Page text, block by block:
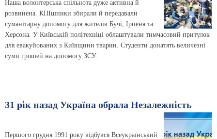
Наша волонтерська спільнота дуже активна й
розвинена. КПІшники збирали й передавали
гуманітарну допомогу для жителів Бучі, Ірпеня та
Херсона. У Київській політехніці облаштували тимчасовий притулок
для евакуйованих з Київщини тварин. Студенти донатять величезні
суми грошей на допомогу ЗСУ.
31 рік назад Україна обрала Незалежність
Першого грудня 1991 року відбувся Всеукраїнський